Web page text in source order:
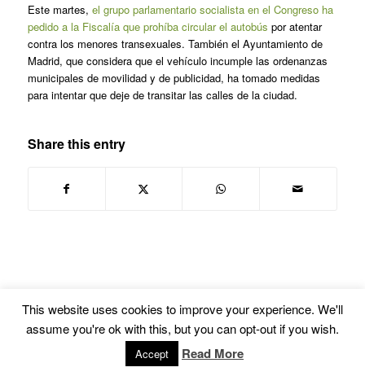
Este martes, el grupo parlamentario socialista en el Congreso ha
pedido a la Fiscalía que prohíba circular el autobús por atentar
contra los menores transexuales. También el Ayuntamiento de
Madrid, que considera que el vehículo incumple las ordenanzas
municipales de movilidad y de publicidad, ha tomado medidas
para intentar que deje de transitar las calles de la ciudad.
Share this entry
© Copyright -Euskal Herriko Gay-Les Askapen Mugimendua- powered by
This website uses cookies to improve your experience. We'll
assume you're ok with this, but you can opt-out if you wish.
Accept Read More